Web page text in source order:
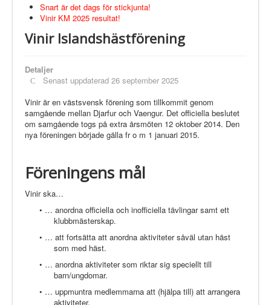
Medlemskap
Styrelsen
Info från Styrelsen
Länkar
Logga In
Tävlingar
Aktiviteter
Fritidssektionen
Föreningens Aktiviteter
Kurser
Snart är det dags för stickjunta!
Vinir KM 2025 resultat!
Vinir Islandshästförening
Detaljer
Senast uppdaterad 26 september 2025
Vinir är en västsvensk förening som tillkommit genom
samgående mellan Djarfur och Vaengur. Det officiella beslutet
om samgående togs på extra årsmöten 12 oktober 2014. Den
nya föreningen började gälla fr o m 1 januari 2015.
Föreningens mål
Vinir ska…
• … anordna officiella och inofficiella tävlingar samt ett
klubbmästerskap.
• … att fortsätta att anordna aktiviteter såväl utan häst
som med häst.
• … anordna aktiviteter som riktar sig speciellt till
barn/ungdomar.
• … uppmuntra medlemmarna att (hjälpa till) att arrangera
aktiviteter.